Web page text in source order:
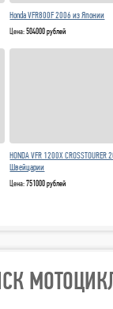
Honda VFR800F 2006 из Японии
Цена:504000 рублей
HONDA VFR 1200X CROSSTOURER
Швейцарии
Цена:751000 рублей